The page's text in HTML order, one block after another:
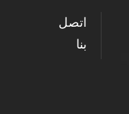
اتصل
بنا